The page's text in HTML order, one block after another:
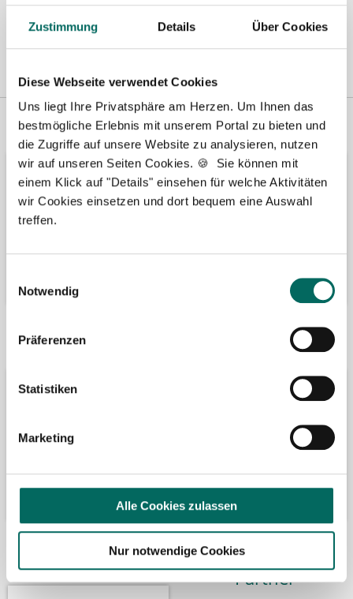
Zustimmung Details Über Cookies
Diese Webseite verwendet Cookies
Uns liegt Ihre Privatsphäre am Herzen. Um Ihnen das
bestmögliche Erlebnis mit unserem Portal zu bieten und
die Zugriffe auf unsere Website zu analysieren, nutzen
wir auf unseren Seiten Cookies. 🍪 Sie können mit
einem Klick auf "Details" einsehen für welche Aktivitäten
wir Cookies einsetzen und dort bequem eine Auswahl
treffen.
Notwendig
Präferenzen
Statistiken
Marketing
Alle Cookies zulassen
Nur notwendige Cookies
Vertreten in Wir fördern
Bäume pflanzen Kooperation mit
Wir fördern
Wir sind Google-
Partner